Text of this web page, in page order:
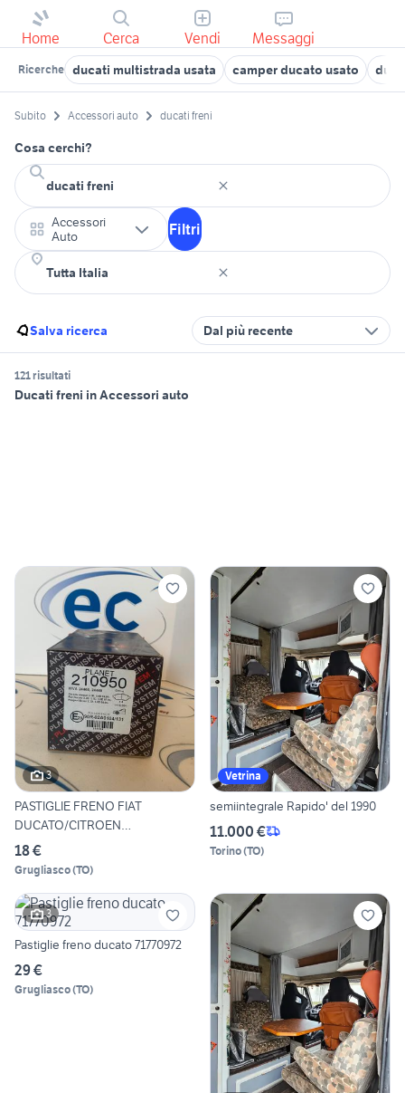
Home Cerca Vendi Messaggi
Ricerche ducati multistrada usata camper ducato usato
Subito Accessori auto ducati freni
Cosa cerchi?
Accessori
Auto
Filtri
Salva ricerca Dal più recente
121 risultati
Ducati freni in Accessori auto
3
PASTIGLIE FRENO FIAT
DUCATO/CITROEN
JUMPER/PEUGEOT
18 €
Grugliasco(TO)
Vetrina
semiintegrale Rapido' del 1990
11.000 €
Torino(TO)
3
Pastiglie freno ducato 71770972
29 €
Grugliasco(TO)